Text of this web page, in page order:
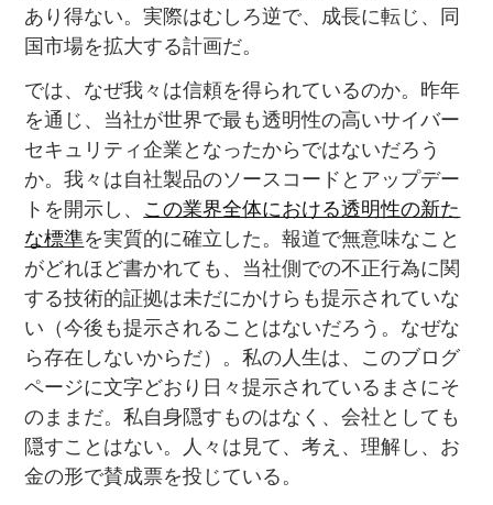
あり得ない。実際はむしろ逆で、成長に転じ、同
国市場を拡大する計画だ。
では、なぜ我々は信頼を得られているのか。昨年
を通じ、当社が世界で最も透明性の高いサイバー
セキュリティ企業となったからではないだろう
か。我々は自社製品のソースコードとアップデー
トを開示し、 この業界全体における透明性の新た
な標準を実質的に確立した。報道で無意味なこと
がどれほど書かれても、当社側での不正行為に関
する技術的証拠は未だにかけらも提示されていな
い（今後も提示されることはないだろう。なぜな
ら存在しないからだ）。私の人生は、このブログ
ページに文字どおり日々提示されているまさにそ
のままだ。私自身隠すものはなく、会社としても
隠すことはない。人々は見て、考え、理解し、お
金の形で賛成票を投じている。